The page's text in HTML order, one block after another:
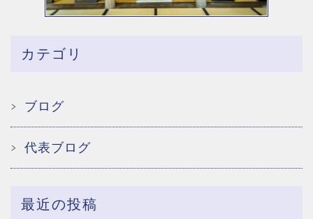
カテゴリ
ブログ
代表ブログ
最近の投稿